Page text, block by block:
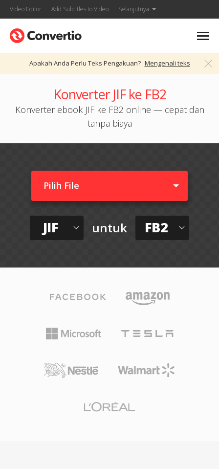
Video Editor Add Subtitles to Video Selanjutnya
Apakah Anda Perlu Teks Pengakuan? Mengenali teks
Konverter JIF ke FB2
Konverter ebook JIF ke FB2 online — cepat dan
tanpa biaya
Pilih File
JIF untuk FB2